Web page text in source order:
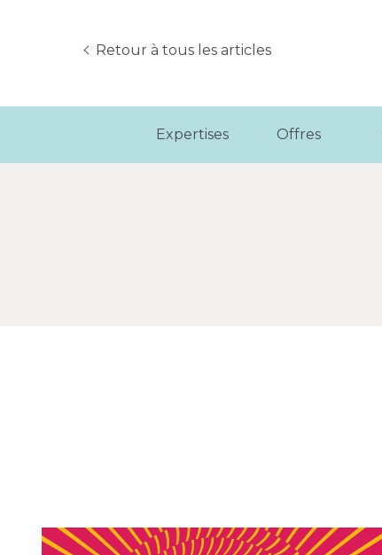
Expertises Offres
Retour à tous les articles